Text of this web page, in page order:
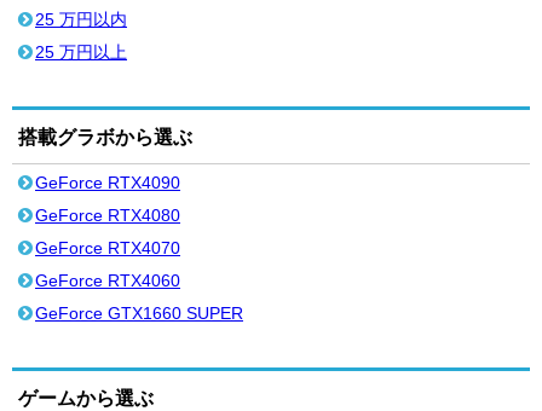
25 万円以内
25 万円以上
搭載グラボから選ぶ
GeForce RTX4090
GeForce RTX4080
GeForce RTX4070
GeForce RTX4060
GeForce GTX1660 SUPER
ゲームから選ぶ